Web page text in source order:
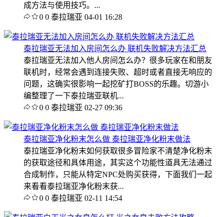
成方法与使用技巧。...
0 0 泰拉瑞亚 04-01 16:28
泰拉瑞亚无法加入房间怎么办 联机失败解决方法汇总
泰拉瑞亚无法加入他人房间怎么办？很多玩家在和朋友
联机时，经常会遇到连接失败、超时或者直接无响应的
问题，这确实很影响一起挖矿打BOSS的乐趣。切游小
编整理了一下泰拉瑞亚联机...
0 0 泰拉瑞亚 02-27 09:36
泰拉瑞亚净化粉末怎么做 泰拉瑞亚净化粉末做法
泰拉瑞亚净化粉末如何获取很多冒险家不清楚净化粉末
的获取途径和具体用途，其实这个功能性道具无法通过
合成制作，只能从特定NPC处购买获得，下面我们一起
来看看泰拉瑞亚净化粉末获...
0 0 泰拉瑞亚 02-11 14:54